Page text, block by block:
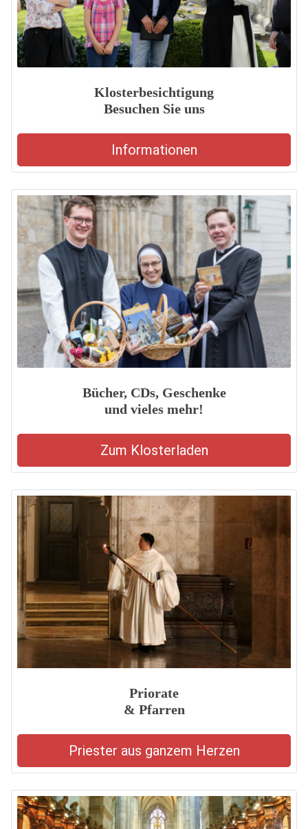
Klosterbesichtigung
Besuchen Sie uns
Informationen
Bücher, CDs, Geschenke
und vieles mehr!
Zum Klosterladen
Priorate
& Pfarren
Priester aus ganzem Herzen